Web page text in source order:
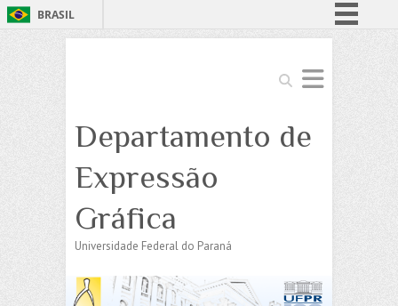
BRASIL
Simplifique!
Comunica BR
Acesso à informação
Search
Departamento de
Expressão
Gráfica
Universidade Federal do Paraná